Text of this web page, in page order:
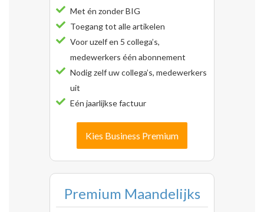
Met én zonder BIG
Toegang tot alle artikelen
Voor uzelf en 5 collega’s,
medewerkers één abonnement
Nodig zelf uw collega’s, medewerkers
uit
Eén jaarlijkse factuur
Kies Business Premium
Premium Maandelijks